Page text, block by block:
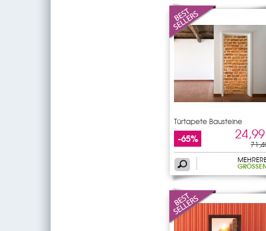
Türtapete Bausteine
-65%
GRÖSSEN